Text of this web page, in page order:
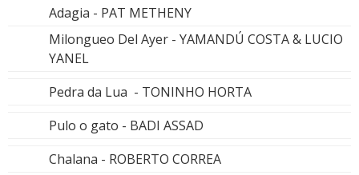
Adagia - PAT METHENY
Milongueo Del Ayer - YAMANDÚ COSTA & LUCIO
YANEL
Pedra da Lua - TONINHO HORTA
Pulo o gato - BADI ASSAD
Chalana - ROBERTO CORREA